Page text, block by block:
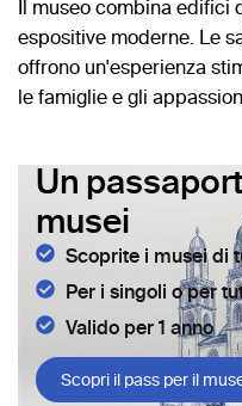
Il museo combina edifici
espositive moderne. Le
offrono un'esperienza
le famiglie e gli
Un
musei
Scoprite i musei di
Per i singoli o per
Valido per 1 anno
Scopri il pass per il